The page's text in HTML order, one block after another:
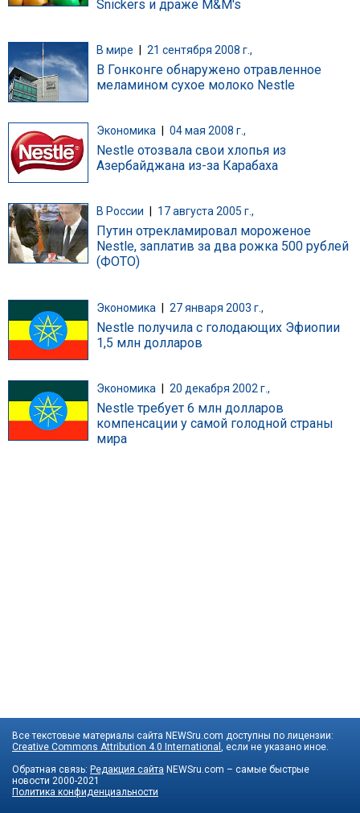
Snickers и драже M&M's
В мире 21 сентября 2008 г.,
В Гонконге обнаружено отравленное
меламином сухое молоко Nestle
Экономика 04 мая 2008 г.,
Nestle отозвала cвои хлопья из
Азербайджана из-за Карабаха
В России 17 августа 2005 г.,
Путин отрекламировал мороженое
Nestle, заплатив за два рожка 500 рублей
(ФОТО)
Экономика | 27 января 2003 г.,
Nestle получила с голодающих Эфиопии
1,5 млн долларов
Экономика 20 декабря 2002 г.,
Nestle требует 6 млн долларов
компенсации у самой голодной страны
мира
Все текстовые материалы сайта NEWSru.com доступны по лицензии:
Creative Commons Attribution 4.0 International , если не указано иное.
Обратная связь: Редакция сайта NEWSru.com – самые быстрые
новости 2000-2021
Политика конфиденциальности